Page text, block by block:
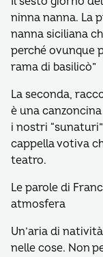
ninna nanna. La
nanna siciliana
perché ovunque
rama di basilicò”
La seconda,
è una
i nostri
cappella votiva
teatro.
Le parole di
atmosfera
Un’aria di
nelle cose. Non